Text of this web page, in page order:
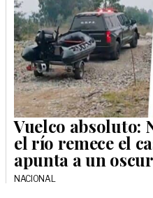
Vuelco absoluto:
el río remece el
apunta a un
NACIONAL